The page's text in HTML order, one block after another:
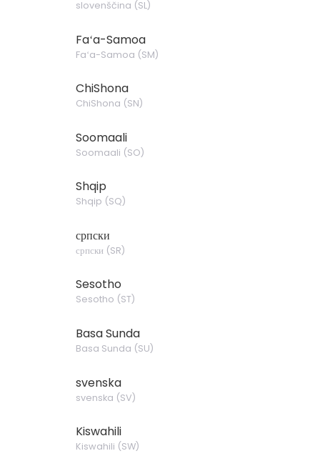
slovenščina (SL)
Faʻa-Samoa
Faʻa-Samoa (SM)
ChiShona
ChiShona (SN)
Soomaali
Soomaali (SO)
Shqip
Shqip (SQ)
српски
српски (SR)
Sesotho
Sesotho (ST)
Basa Sunda
Basa Sunda (SU)
svenska
svenska (SV)
Kiswahili
Kiswahili (SW)